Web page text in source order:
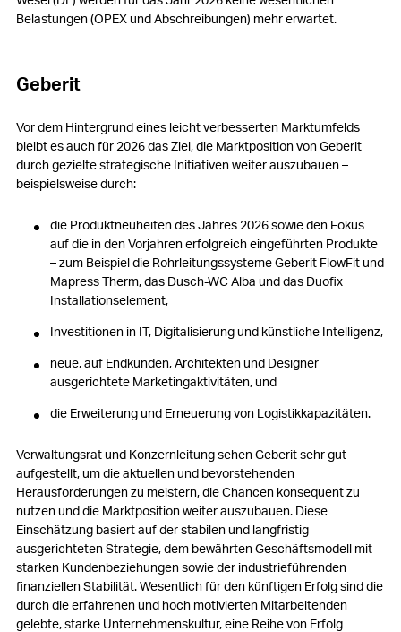
Belastungen (OPEX und Abschreibungen) mehr erwartet.
Geberit
Vor dem Hintergrund eines leicht verbesserten Marktumfelds
bleibt es auch für 2026 das Ziel, die Marktposition von Geberit
durch gezielte strategische Initiativen weiter auszubauen –
beispielsweise durch:
die Produktneuheiten des Jahres 2026 sowie den Fokus
auf die in den Vorjahren erfolgreich eingeführten Produkte
– zum Beispiel die Rohrleitungssysteme Geberit FlowFit und
Mapress Therm, das Dusch-WC Alba und das Duofix
Installationselement,
Investitionen in IT, Digitalisierung und künstliche Intelligenz,
neue, auf Endkunden, Architekten und Designer
ausgerichtete Marketingaktivitäten, und
die Erweiterung und Erneuerung von Logistikkapazitäten.
Verwaltungsrat und Konzernleitung sehen Geberit sehr gut
aufgestellt, um die aktuellen und bevorstehenden
Herausforderungen zu meistern, die Chancen konsequent zu
nutzen und die Marktposition weiter auszubauen. Diese
Einschätzung basiert auf der stabilen und langfristig
ausgerichteten Strategie, dem bewährten Geschäftsmodell mit
starken Kundenbeziehungen sowie der industrieführenden
finanziellen Stabilität. Wesentlich für den künftigen Erfolg sind die
durch die erfahrenen und hoch motivierten Mitarbeitenden
gelebte, starke Unternehmenskultur, eine Reihe von Erfolg